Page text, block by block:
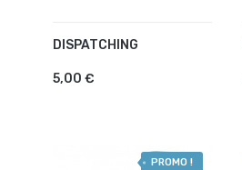
DISPATCHING
5,00 €
AJOUTER AU PANIER
PROMO !